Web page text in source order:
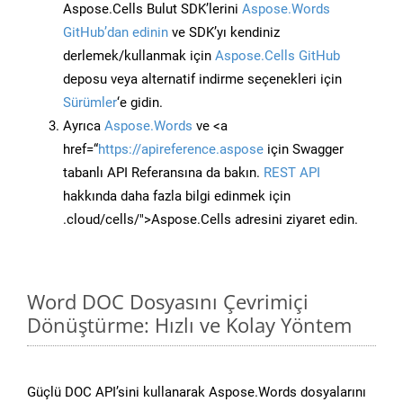
Aspose.Cells Bulut SDK’lerini Aspose.Words
GitHub’dan edinin ve SDK’yı kendiniz
derlemek/kullanmak için Aspose.Cells GitHub
deposu veya alternatif indirme seçenekleri için
Sürümler‘e gidin.
Ayrıca Aspose.Words ve <a
href=“https://apireference.aspose için Swagger
tabanlı API Referansına da bakın. REST API
hakkında daha fazla bilgi edinmek için
.cloud/cells/">Aspose.Cells adresini ziyaret edin.
Word DOC Dosyasını Çevrimiçi
Dönüştürme: Hızlı ve Kolay Yöntem
Güçlü DOC API’sini kullanarak Aspose.Words dosyalarını